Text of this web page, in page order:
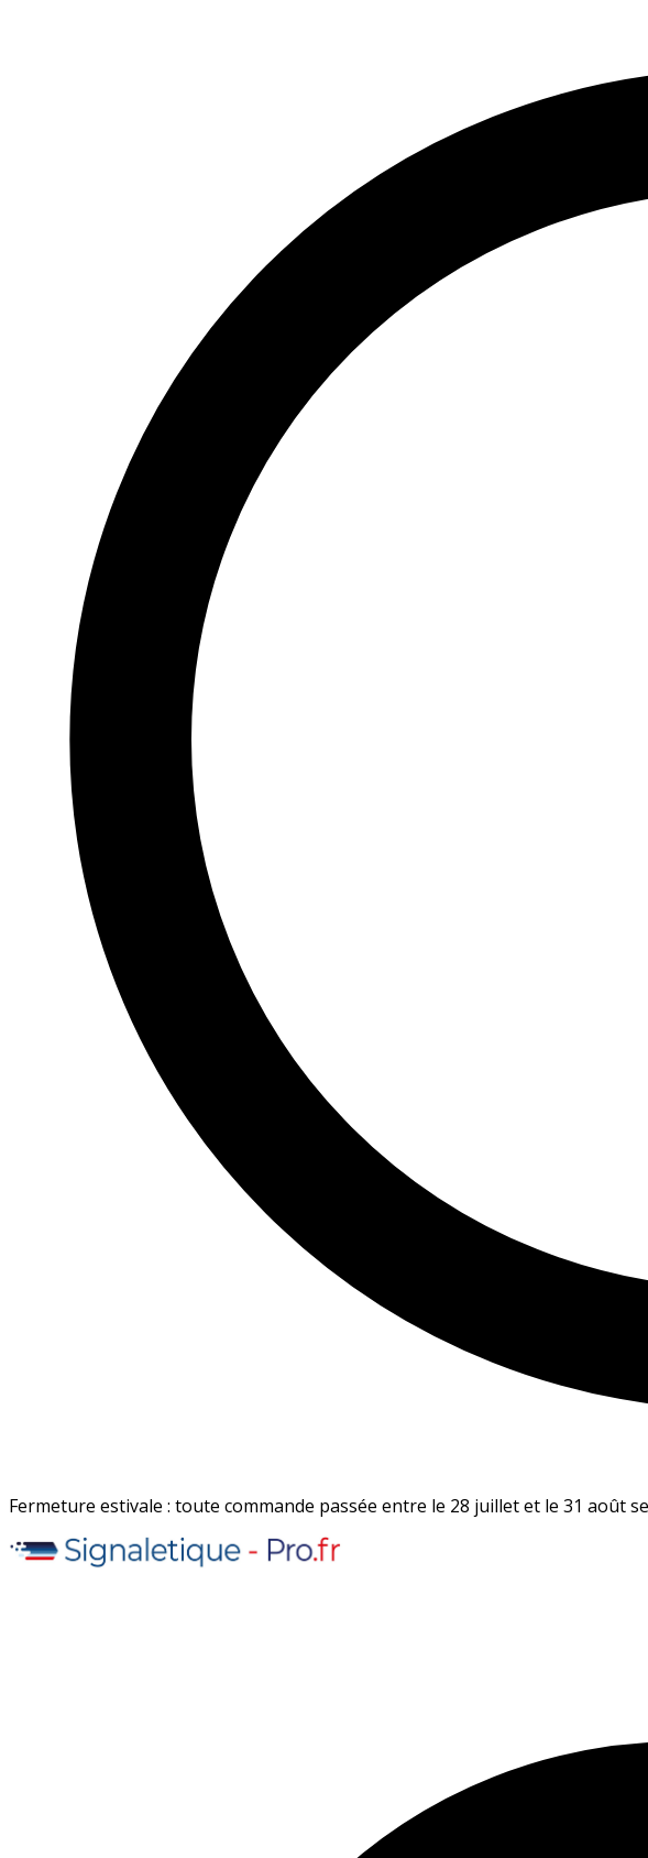
Fermeture estivale : toute commande passée entre le 28 juillet et le 31 août